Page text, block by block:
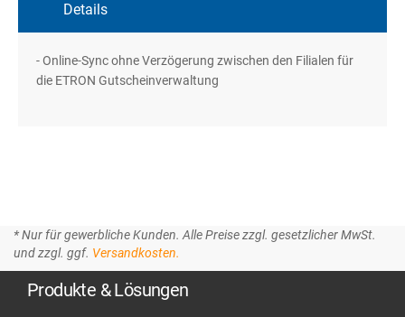
Details
- Online-Sync ohne Verzögerung zwischen den Filialen für
die ETRON Gutscheinverwaltung
* Nur für gewerbliche Kunden. Alle Preise zzgl. gesetzlicher MwSt.
und zzgl. ggf. Versandkosten.
Produkte & Lösungen